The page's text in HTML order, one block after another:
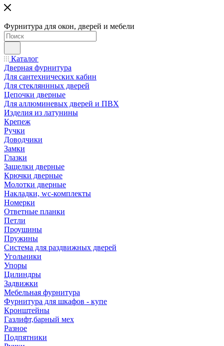
Фурнитура для окон, дверей и мебели
Каталог
Дверная фурнитура
Для сантехнических кабин
Для стекляннных дверей
Цепочки дверные
Для аллюминевых дверей и ПВХ
Изделия из латунины
Крепеж
Ручки
Доводчики
Замки
Глазки
Защелки дверные
Крючки дверные
Молотки дверные
Накладки, wc-комплекты
Номерки
Ответные планки
Петли
Проушины
Пружины
Система для раздвижных дверей
Угольники
Упоры
Цилиндры
Задвижки
Мебельная фурнитура
Фурнитура для шкафов - купе
Кронштейны
Газлифт,барный мех
Разное
Подпятники